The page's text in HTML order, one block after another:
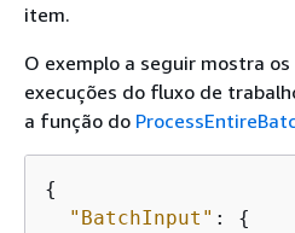
item.
O exemplo a seguir mostra
execuções do fluxo de
a função do
{
"BatchInput" : {